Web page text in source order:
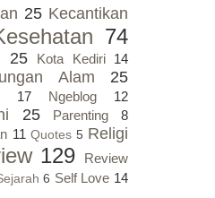
25 Kecantikan
74
25 Kota Kediri 14
Alam
25
17 Ngeblog 12
25 Parenting 8
11 Quotes 5 Religi
129
Review
6 Self Love 14